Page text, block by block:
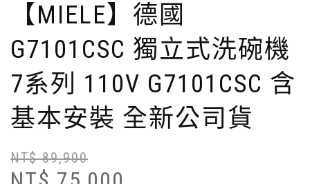
【MIELE】德國
G7101CSC 獨立式洗碗機
7系列 110V G7101CSC 含
基本安裝 全新公司貨
NT$89,900